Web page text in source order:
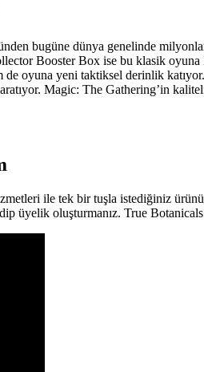
bugüne dünya genelinde
Booster Box ise bu klasik
oyuna yeni taktiksel derinlik
Magic: The Gathering’in
ile tek bir tuşla istediğiniz
üyelik oluşturmanız. True